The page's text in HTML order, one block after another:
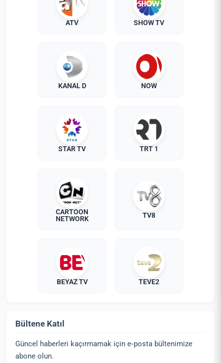
ATV SHOW TV
KANAL D NOW
STAR TV TRT 1
CARTOON
NETWORK
TV8
BEYAZ TV TEVE2
Bültene Katıl
Güncel haberleri kaçırmamak için e‑posta bültenimize
abone olun.